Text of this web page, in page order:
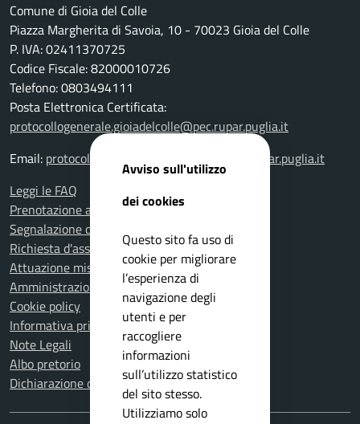
Comune di Gioia del Colle
Piazza Margherita di Savoia, 10 - 70023 Gioia del Colle
P. IVA: 02411370725
Codice Fiscale: 82000010726
Telefono: 0803494111
Posta Elettronica Certificata:
protocollogenerale.gioiadelcolle@pec.rupar.puglia.it
Email: protocollogenerale.gioiadelcolle@pec.rupar.puglia.it
Leggi le FAQ
Prenotazione appuntamento
Segnalazione disservizio
Richiesta d'assistenza
Attuazione misure PNRR
Amministrazione trasparente
Cookie policy
Informativa privacy
Note Legali
Albo pretorio
Dichiarazione di accessibilità
Avviso sull'utilizzo
dei cookies
Questo sito fa uso di
cookie per migliorare
l’esperienza di
navigazione degli
utenti e per
raccogliere
informazioni
sull’utilizzo statistico
del sito stesso.
Utilizziamo solo